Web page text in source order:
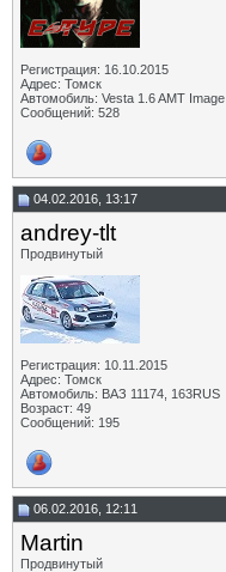
Регистрация: 16.10.2015
Адрес: Томск
Автомобиль: Vesta 1.6 AMT Image
Сообщений: 528
04.02.2016, 13:17
andrey-tlt
Продвинутый
Регистрация: 10.11.2015
Адрес: Томск
Автомобиль: ВАЗ 11174, 163RUS
Возраст: 49
Сообщений: 195
06.02.2016, 12:11
Martin
Продвинутый